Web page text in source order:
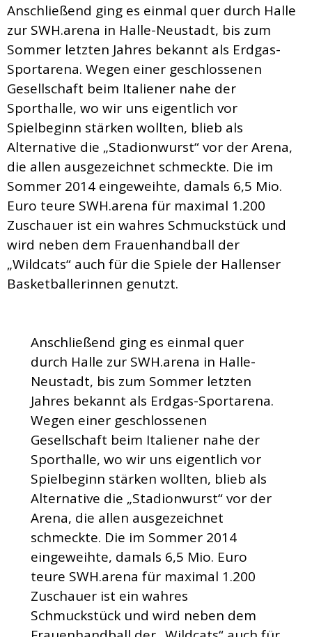
Anschließend ging es einmal quer durch Halle
zur SWH.arena in Halle-Neustadt, bis zum
Sommer letzten Jahres bekannt als Erdgas-
Sportarena. Wegen einer geschlossenen
Gesellschaft beim Italiener nahe der
Sporthalle, wo wir uns eigentlich vor
Spielbeginn stärken wollten, blieb als
Alternative die „Stadionwurst“ vor der Arena,
die allen ausgezeichnet schmeckte. Die im
Sommer 2014 eingeweihte, damals 6,5 Mio.
Euro teure SWH.arena für maximal 1.200
Zuschauer ist ein wahres Schmuckstück und
wird neben dem Frauenhandball der
„Wildcats“ auch für die Spiele der Hallenser
Basketballerinnen genutzt.
Anschließend ging es einmal quer
durch Halle zur SWH.arena in Halle-
Neustadt, bis zum Sommer letzten
Jahres bekannt als Erdgas-Sportarena.
Wegen einer geschlossenen
Gesellschaft beim Italiener nahe der
Sporthalle, wo wir uns eigentlich vor
Spielbeginn stärken wollten, blieb als
Alternative die „Stadionwurst“ vor der
Arena, die allen ausgezeichnet
schmeckte. Die im Sommer 2014
eingeweihte, damals 6,5 Mio. Euro
teure SWH.arena für maximal 1.200
Zuschauer ist ein wahres
Schmuckstück und wird neben dem